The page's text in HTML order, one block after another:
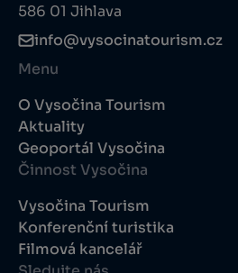
586 01 Jihlava
info@vysocinatourism.cz
Menu
O Vysočina Tourism
Aktuality
Geoportál Vysočina
Činnost Vysočina
Vysočina Tourism
Konferenční turistika
Filmová kancelář